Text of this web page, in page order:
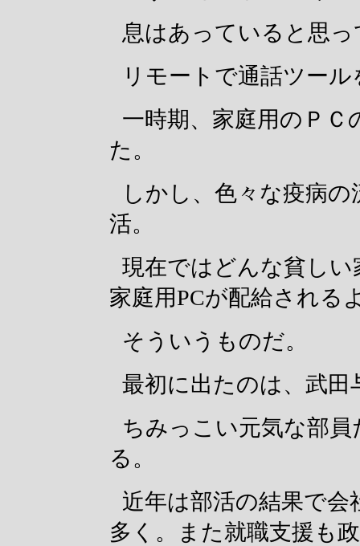
息はあっていると思
リモートで通話ツール
一時期、家庭用のＰ
た。
しかし、色々な疫病
活。
現在ではどんな貧し
家庭用PCが配給される
そういうものだ。
最初に出たのは、武田
ちみっこい元気な部
る。
近年は部活の結果で
多く。また就職支援も